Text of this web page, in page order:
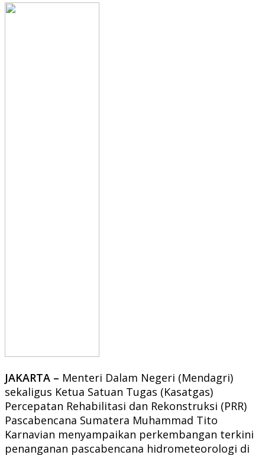
JAKARTA – Menteri Dalam Negeri (Mendagri)
sekaligus Ketua Satuan Tugas (Kasatgas)
Percepatan Rehabilitasi dan Rekonstruksi (PRR)
Pascabencana Sumatera Muhammad Tito
Karnavian menyampaikan perkembangan terkini
penanganan pascabencana hidrometeorologi di